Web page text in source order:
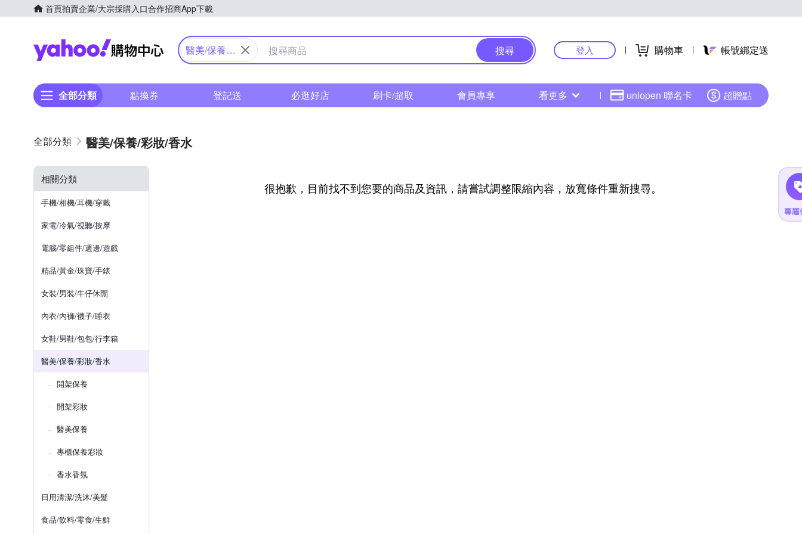
首頁拍賣企業/大宗採購入口合作招商App下載
Yahoo購物中心
醫美/保養/
搜尋 登入 購物車 帳號綁定送
全部分類 點換券 登記送 必逛好店 刷卡/超取 會員專享 看更多 uniopen 聯名卡 超贈點
醫美/保養/彩妝/香水
相關分類
手機/相機/耳機/穿戴
家電/冷氣/視聽/按摩
電腦/零組件/週邊/遊戲
精品/黃金/珠寶/手錶
女裝/男裝/牛仔休閒
內衣/內褲/襪子/睡衣
女鞋/男鞋/包包/行李箱
醫美/保養/彩妝/香水
開架保養
開架彩妝
醫美保養
專櫃保養彩妝
香水香氛
日用清潔/洗沐/美髮
食品/飲料/零食/生鮮
很抱歉，目前找不到您要的商品及資訊，請嘗試調整限縮內容，放寬條件重新搜尋。